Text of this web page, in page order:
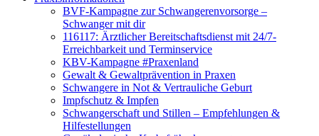
BVF-Kampagne zur Schwangerenvorsorge –
Schwanger mit dir
116117: Ärztlicher Bereitschaftsdienst mit 24/7-
Erreichbarkeit und Terminservice
KBV-Kampagne #Praxenland
Gewalt & Gewaltprävention in Praxen
Schwangere in Not & Vertrauliche Geburt
Impfschutz & Impfen
Schwangerschaft und Stillen – Empfehlungen &
Hilfestellungen